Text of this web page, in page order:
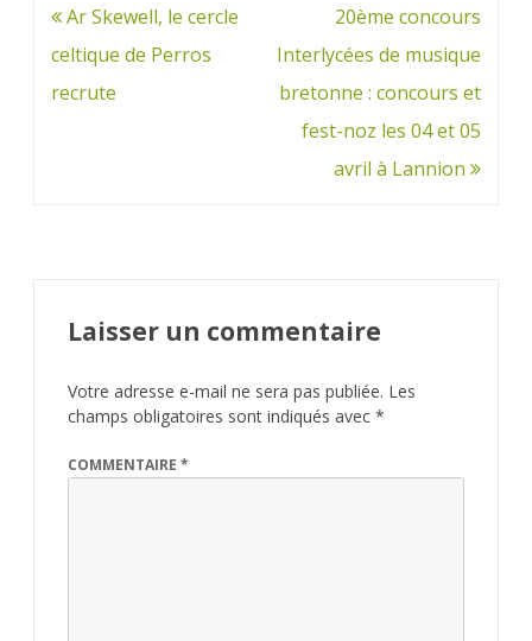
Navigation
de
l’article
Ar Skewell, le cercle
celtique de Perros
recrute
20ème concours
Interlycées de musique
bretonne : concours et
fest-noz les 04 et 05
avril à Lannion
Laisser un commentaire
Votre adresse e-mail ne sera pas publiée. Les
champs obligatoires sont indiqués avec *
COMMENTAIRE *